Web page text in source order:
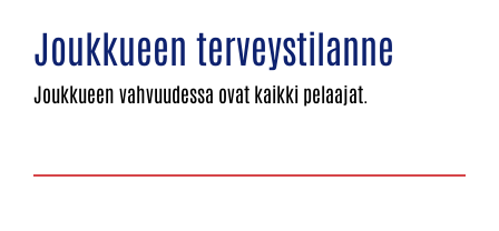
Joukkueen terveystilanne
Joukkueen vahvuudessa ovat kaikki pelaajat.